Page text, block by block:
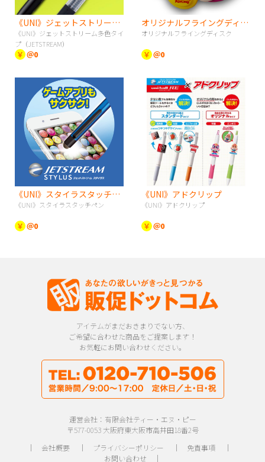
《UNI》ジェットストリーム多色タイプ（JETSTREAM）
《UNI》ジェットストリーム多色タイ
プ（JETSTREAM）
￥ ＠0
オリジナルフライングディスク
オリジナルフライングディスク
￥ ＠0
《UNI》スタイラスタッチペン
《UNI》スタイラスタッチペン
￥ ＠0
《UNI》アドクリップ
《UNI》アドクリップ
￥ ＠0
アイテムがまだおきまりでない方、
ご希望に合わせた商品をご提案します！
お気軽にお問い合わせください。
運営会社：有限会社ティー・エヌ・ピー
〒577-0053 大阪府東大阪市高井田18番2号
｜ 会社概要｜ プライバシーポリシー ｜ 免責事項｜
お問い合わせ ｜